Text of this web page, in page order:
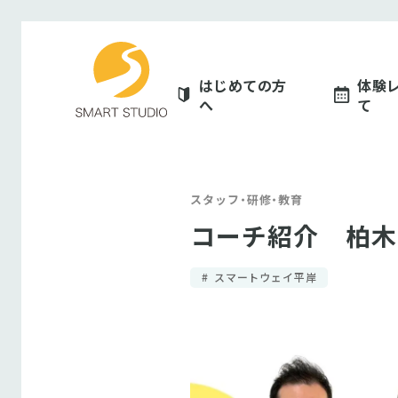
はじめての方
へ
体験
て
スタッフ・研修・教育
コーチ紹介 柏
スマートウェイ平岸